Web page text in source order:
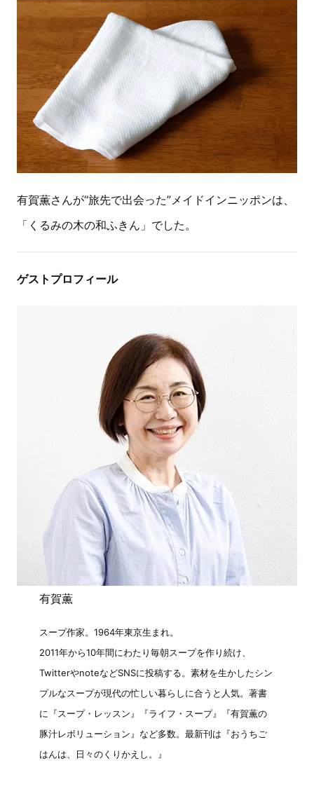
有賀薫さんが“旅先で出会った”メイドインニッポンは、
「くるみの木の和ふきん」でした。
ゲストプロフィール
有賀薫
スープ作家。1964年東京生まれ。
2011年から10年間にわたり毎朝スープを作り続け、
TwitterやnoteなどSNSに投稿する。素材を生かしたシン
プルなスープが現代の忙しい暮らしに合うと人気。著書
に『スープ・レッスン』『ライフ・スープ』『有賀薫の
豚汁レボリューション』など多数。最新刊は『おうちご
はんは、日々のくりかえし。』